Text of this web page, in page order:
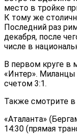
место в тройке
К тому же
Последний раз
декабря, после
числе в
В первом круге в
«Интер». Миланцы
счетом 3:1.
Также смотрите в
«Аталанта»
14:30 (прямая